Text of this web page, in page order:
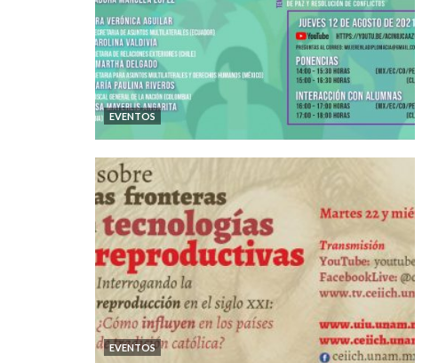
EVENTOS
EVENTOS